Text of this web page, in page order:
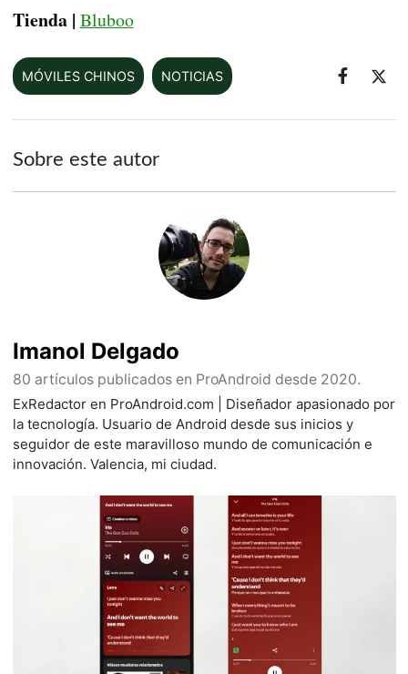
Tienda | Bluboo
MÓVILES CHINOS NOTICIAS
Sobre este autor
Imanol Delgado
80 artículos publicados en ProAndroid desde 2020.
ExRedactor en ProAndroid.com | Diseñador apasionado por
la tecnología. Usuario de Android desde sus inicios y
seguidor de este maravilloso mundo de comunicación e
innovación. Valencia, mi ciudad.